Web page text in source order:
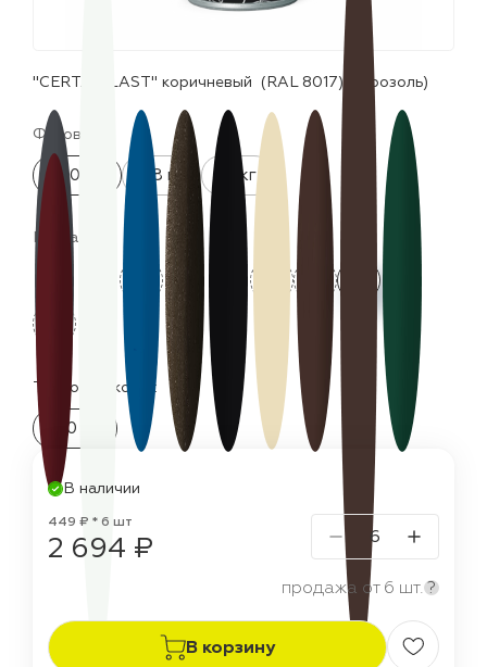
"CERTA-PLAST" коричневый (RAL 8017) (аэрозоль)
Фасовка:
520 мл 0.8 кг 10 кг
Цвета:
Термостойкость:
150 °C
В наличии
449 ₽ * 6 шт
2 694 ₽
продажа от 6 шт. ?
В корзину